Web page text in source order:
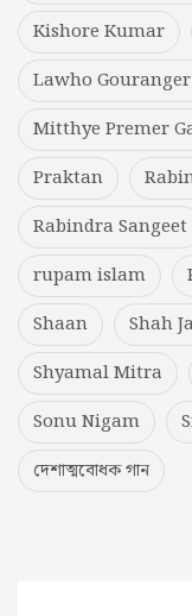
Kishore Kumar
Lawho
Mitthye Premer
Praktan
Rabindra Sangeet
rupam islam
Shaan
Shah
Shyamal Mitra
Sonu Nigam
দেশাত্মবোধক গান